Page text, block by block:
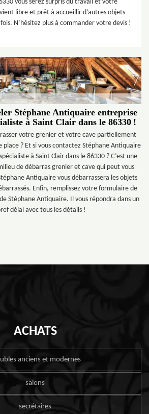
vous serez surpris du travail et votre
libre et prêt à accueillir d’autres objets
N’hésitez plus à commander votre devis !
Stéphane Antiquaire entreprise
à Saint Clair dans le 86330 !
votre grenier et votre cave partiellement
place ? Et si vous contactez Stéphane Antiquaire
à Saint Clair dans le 86330 ? C’est une
de débarras grenier et cave qui peut vous
Antiquaire vous débarrassera les objets
Enfin, remplissez votre formulaire de
Stéphane Antiquaire. Il vous répondra dans un
délai avec tous les détails !
ACHATS
anciens et modernes
salons
secrétaires